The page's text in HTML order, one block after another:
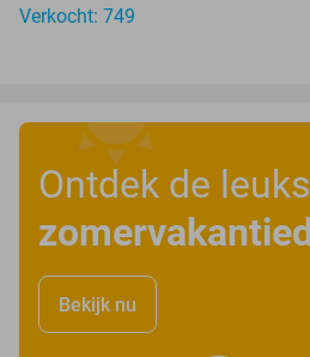
Verkocht: 749
Ontdek de
Bekijk nu